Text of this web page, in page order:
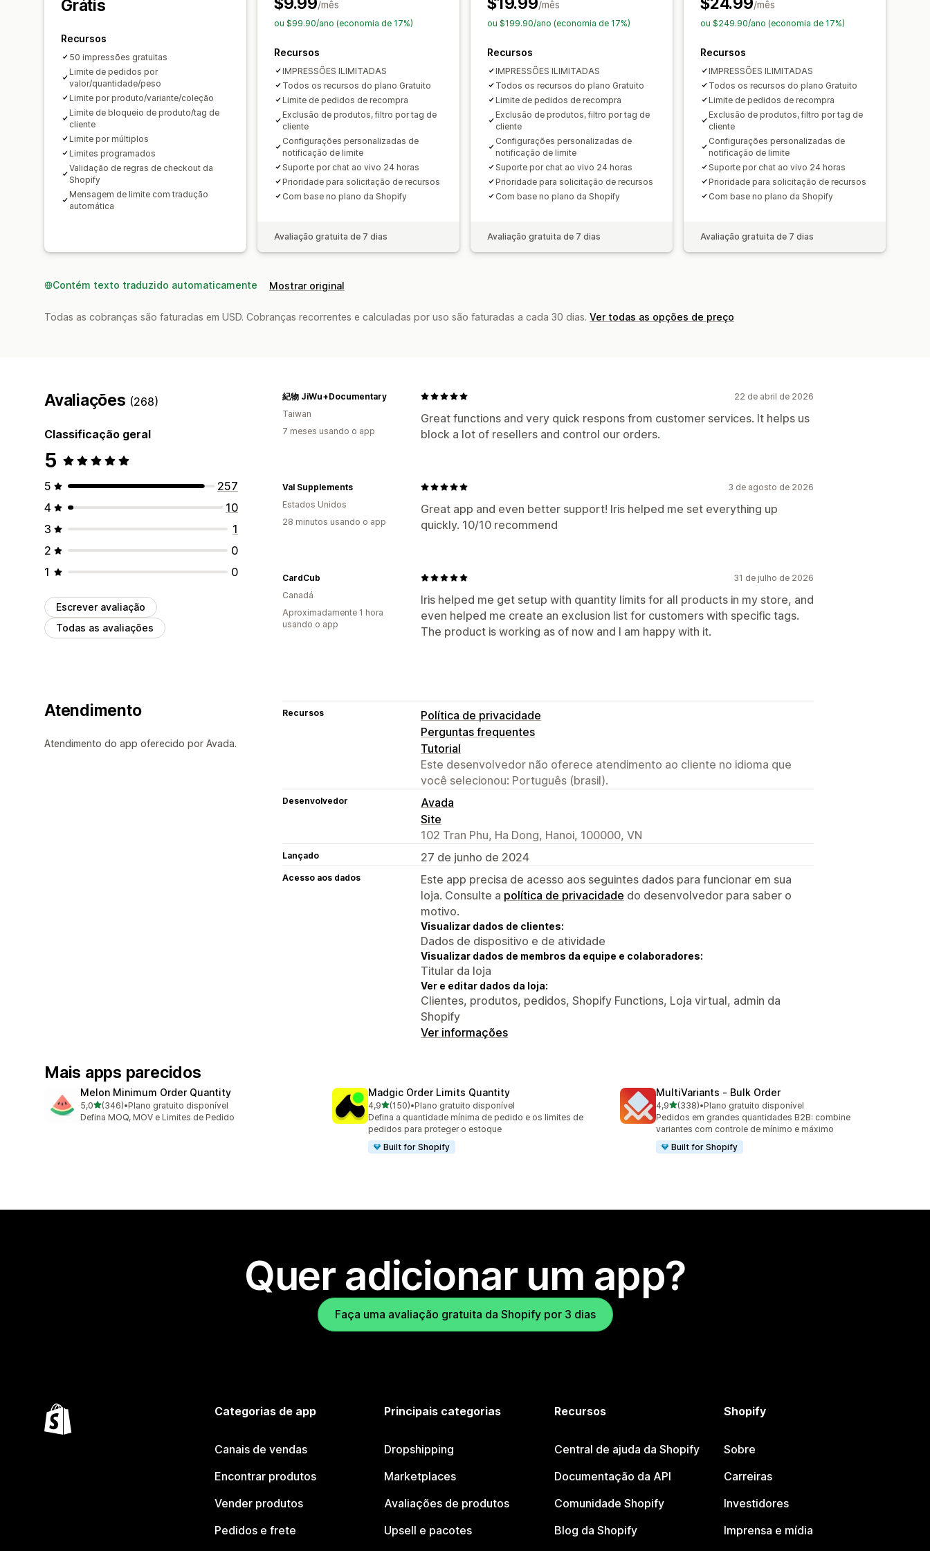
Grátis
Recursos
50 impressões gratuitas
Limite de pedidos por
valor/quantidade/peso
Limite por produto/variante/coleção
Limite de bloqueio de produto/tag de
cliente
Limite por múltiplos
Limites programados
Validação de regras de checkout da
Shopify
Mensagem de limite com tradução
automática
/mês
ou $99.90/ano (economia de 17%)
Recursos
IMPRESSÕES ILIMITADAS
Todos os recursos do plano Gratuito
Limite de pedidos de recompra
Exclusão de produtos, filtro por tag de
cliente
Configurações personalizadas de
notificação de limite
Suporte por chat ao vivo 24 horas
Prioridade para solicitação de recursos
Com base no plano da Shopify
Avaliação gratuita de 7 dias
/mês
ou $199.90/ano (economia de 17%)
Recursos
IMPRESSÕES ILIMITADAS
Todos os recursos do plano Gratuito
Limite de pedidos de recompra
Exclusão de produtos, filtro por tag de
cliente
Configurações personalizadas de
notificação de limite
Suporte por chat ao vivo 24 horas
Prioridade para solicitação de recursos
Com base no plano da Shopify
Avaliação gratuita de 7 dias
/mês
ou $249.90/ano (economia de 17%)
Recursos
IMPRESSÕES ILIMITADAS
Todos os recursos do plano Gratuito
Limite de pedidos de recompra
Exclusão de produtos, filtro por tag de
cliente
Configurações personalizadas de
notificação de limite
Suporte por chat ao vivo 24 horas
Prioridade para solicitação de recursos
Com base no plano da Shopify
Avaliação gratuita de 7 dias
Contém texto traduzido automaticamente Mostrar original
Todas as cobranças são faturadas em USD. Cobranças recorrentes e calculadas por uso são faturadas a cada 30 dias. Ver todas as opções de preço
Avaliações (268)
Classificação geral
5
5
257
4
10
3
1
2
0
1
0
Escrever avaliação
Todas as avaliações
22 de abril de 2026
Great functions and very quick respons from customer services. It helps us
block a lot of resellers and control our orders.
紀物 JiWu+Documentary
Taiwan
7 meses usando o app
3 de agosto de 2026
Great app and even better support! Iris helped me set everything up
quickly. 10/10 recommend
Val Supplements
Estados Unidos
28 minutos usando o app
31 de julho de 2026
Iris helped me get setup with quantity limits for all products in my store, and
even helped me create an exclusion list for customers with specific tags.
The product is working as of now and I am happy with it.
CardCub
Canadá
Aproximadamente 1 hora
usando o app
Atendimento
Atendimento do app oferecido por Avada.
Recursos
Política de privacidade
Perguntas frequentes
Tutorial
Este desenvolvedor não oferece atendimento ao cliente no idioma que
você selecionou: Português (brasil).
Desenvolvedor
Avada
Site
102 Tran Phu, Ha Dong, Hanoi, 100000, VN
Lançado 27 de junho de 2024
Acesso aos dados
Este app precisa de acesso aos seguintes dados para funcionar em sua
loja. Consulte a política de privacidade do desenvolvedor para saber o
motivo.
Visualizar dados de clientes:
Dados de dispositivo e de atividade
Visualizar dados de membros da equipe e colaboradores:
Titular da loja
Ver e editar dados da loja:
Clientes, produtos, pedidos, Shopify Functions, Loja virtual, admin da
Shopify
Ver informações
Mais apps parecidos
Melon Minimum Order Quantity
5,0de 5 estrelas
(346)
346 avaliações ao todo
•Plano gratuito disponível
Defina MOQ, MOV e Limites de Pedido
Madgic Order Limits Quantity
4,9de 5 estrelas
(150)
150 avaliações ao todo
•Plano gratuito disponível
Defina a quantidade mínima de pedido e os limites de
pedidos para proteger o estoque
Built for Shopify
MultiVariants ‑ Bulk Order
4,9de 5 estrelas
(338)
338 avaliações ao todo
•Plano gratuito disponível
Pedidos em grandes quantidades B2B: combine
variantes com controle de mínimo e máximo
Built for Shopify
Quer adicionar um app?
Faça uma avaliação gratuita da Shopify por 3 dias
Categorias de app
Canais de vendas
Encontrar produtos
Vender produtos
Pedidos e frete
Principais categorias
Dropshipping
Marketplaces
Avaliações de produtos
Upsell e pacotes
Recursos
Central de ajuda da Shopify
Documentação da API
Comunidade Shopify
Blog da Shopify
Shopify
Sobre
Carreiras
Investidores
Imprensa e mídia